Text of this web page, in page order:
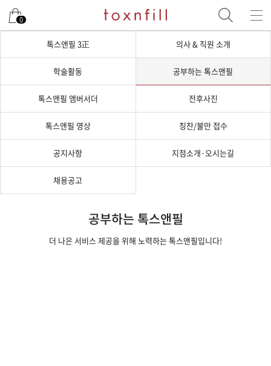
0
톡스앤필 3正 의사 & 직원 소개
학술활동 공부하는 톡스앤필
톡스앤필 앰버서더 전후사진
톡스앤필 영상 칭찬/불만 접수
공지사항 지점소개·오시는길
채용공고
공부하는 톡스앤필
더 나은 서비스 제공을 위해 노력하는 톡스앤필입니다!